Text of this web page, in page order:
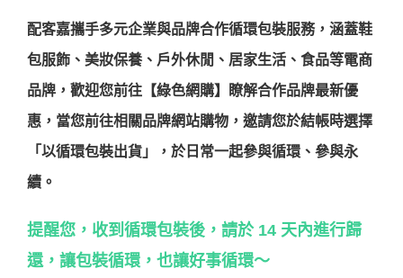
配客嘉攜手多元企業與品牌合作循環包裝服務，涵蓋鞋
包服飾、美妝保養、戶外休閒、居家生活、食品等電商
品牌，歡迎您前往【綠色網購】瞭解合作品牌最新優
惠，當您前往相關品牌網站購物，邀請您於結帳時選擇
「以循環包裝出貨」，於日常一起參與循環、參與永
續。
提醒您，收到循環包裝後，請於 14 天內進行歸
還，讓包裝循環，也讓好事循環～